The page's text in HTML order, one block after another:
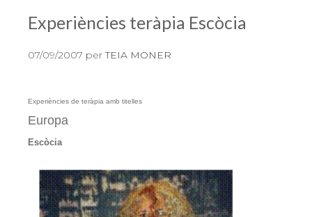
Experiències teràpia Escòcia
07/09/2007 perTEIA MONER
Experiències de teràpia amb titelles
Europa
Escòcia